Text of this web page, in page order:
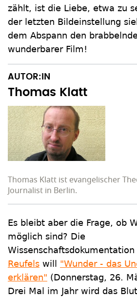
zählt, ist die Liebe, etwa zu
der letzten Bildeinstellung
dem Abspann den
wunderbarer Film!
AUTOR:IN
Thomas Klatt
Thomas Klatt ist evangelischer
Journalist in Berlin.
Es bleibt aber die Frage, ob
möglich sind? Die
Wissenschaftsdokumentation
Reufels will "Wunder - das
erklären" (Donnerstag, 26.
Drei Mal im Jahr wird das